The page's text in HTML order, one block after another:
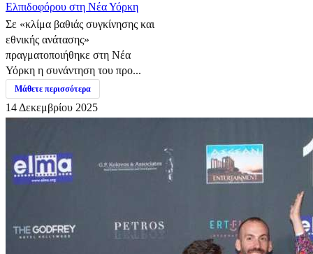
Ελπιδοφόρου στη Νέα Υόρκη
Σε «κλίμα βαθιάς συγκίνησης και
εθνικής ανάτασης»
πραγματοποιήθηκε στη Νέα
Υόρκη η συνάντηση του προ...
Μάθετε περισσότερα
14 Δεκεμβρίου 2025